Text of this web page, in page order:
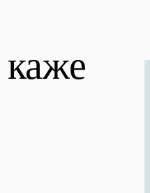
каже